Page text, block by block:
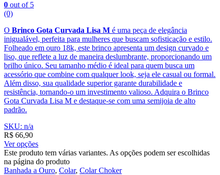
0 out of 5
(0)
O Brinco Gota Curvada Lisa M é uma peça de elegância
inigualável, perfeita para mulheres que buscam sofisticação e estilo.
Folheado em ouro 18k, este brinco apresenta um design curvado e
liso, que reflete a luz de maneira deslumbrante, proporcionando um
brilho único. Seu tamanho médio é ideal para quem busca um
acessório que combine com qualquer look, seja ele casual ou formal.
Além disso, sua qualidade superior garante durabilidade e
resistência, tornando-o um investimento valioso. Adquira o Brinco
Gota Curvada Lisa M e destaque-se com uma semijoia de alto
padrão.
SKU: n/a
R$ 66,90
Ver opções
Este produto tem várias variantes. As opções podem ser escolhidas
na página do produto
Banhada a Ouro, Colar, Colar Choker